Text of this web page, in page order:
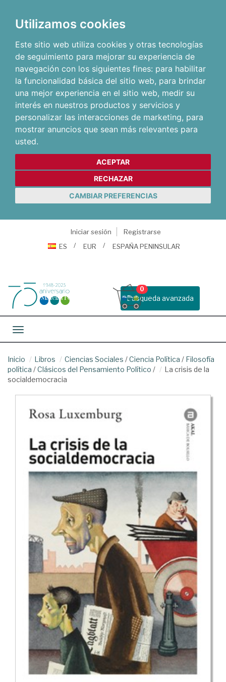
Utilizamos cookies
Este sitio web utiliza cookies y otras tecnologías
de seguimiento para mejorar su experiencia de
navegación con los siguientes fines: para habilitar
la funcionalidad básica del sitio web, para brindar
una mejor experiencia en el sitio web, medir su
interés en nuestros productos y servicios y
personalizar las interacciones de marketing, para
mostrar anuncios que sean más relevantes para
usted.
ACEPTAR
RECHAZAR
CAMBIAR PREFERENCIAS
Iniciar sesión
Registrarse
ES
EUR ESPAÑA PENINSULAR
Busqueda avanzada
0
Toggle navigation
Inicio Libros Ciencias Sociales /Ciencia Política / Filosofía
política /Clásicos del Pensamiento Político /
La crisis de la
socialdemocracia